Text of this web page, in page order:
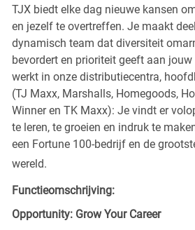
TJX biedt elke dag nieuwe kansen
en jezelf te overtreffen. Je maakt
dynamisch team dat diversiteit
bevordert en prioriteit geeft aan
werkt in onze distributiecentra,
(TJ Maxx, Marshalls, Homegoods,
Winner en TK Maxx): Je vindt er
te leren, te groeien en indruk te
een Fortune 100-bedrijf en de
wereld.
Functieomschrijving:
Opportunity: Grow Your Career